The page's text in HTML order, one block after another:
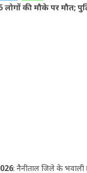
लोगों की मौके पर मौत;
: नैनीताल जिले के भवाली